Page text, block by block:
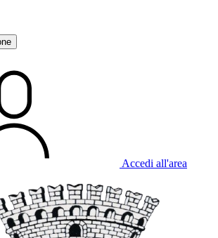
Accedi all'area